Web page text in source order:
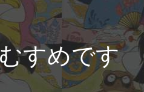
すめです